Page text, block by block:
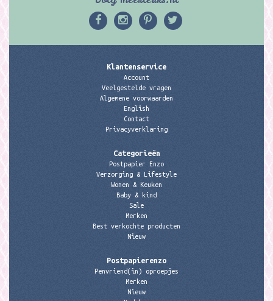
Klantenservice
Account
Veelgestelde vragen
Algemene voorwaarden
English
Contact
Privacyverklaring
Categorieën
Postpapier Enzo
Verzorging & Lifestyle
Wonen & Keuken
Baby & kind
Sale
Merken
Best verkochte producten
Nieuw
Postpapierenzo
Penvriend(in) oproepjes
Merken
Nieuw